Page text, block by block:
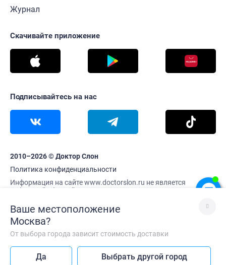
Журнал
Скачивайте приложение
Подписывайтесь на нас
2010–2026 © Доктор Слон
Политика конфиденциальности
Информация на сайте www.doctorslon.ru не является
публичной офертой
Лучше без VPN
Так сайт работает быстрее
Ваше местоположение
Москва?
От выбора города зависит стоимость доставки
Да Выбрать другой город